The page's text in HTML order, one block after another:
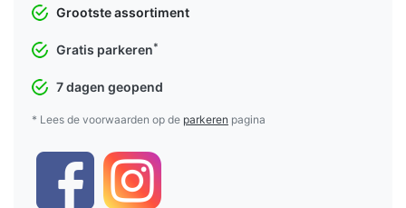
Grootste assortiment
Gratis parkeren*
7 dagen geopend
* Lees de voorwaarden op de parkeren pagina